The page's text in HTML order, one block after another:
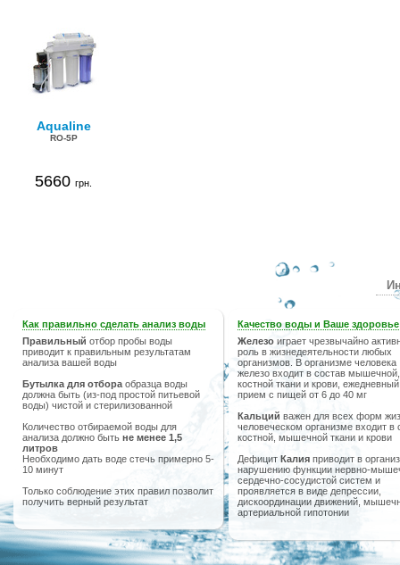
Aqualine
RO-5P
5660 грн.
Как правильно сделать анализ воды
Правильный отбор пробы воды
приводит к правильным результатам
анализа вашей воды
Бутылка для отбора образца воды
должна быть (из-под простой питьевой
воды) чистой и стерилизованной
Количество отбираемой воды для
анализа должно быть не менее 1,5
литров
Необходимо дать воде стечь примерно 5-
10 минут
Только соблюдение этих правил позволит
получить верный результат
Качество воды и Ваше здоровье
Железо играет чрезвычайно
роль в жизнедеятельности любых
организмов. В организме человека
железо входит в состав мышечной,
костной ткани и крови, ежедневный
прием с пищей от 6 до 40 мг
Кальций важен для всех форм
человеческом организме входит в
костной, мышечной ткани и крови
Дефицит Калия приводит в
нарушению функции нервно-
сердечно-сосудистой систем и
проявляется в виде депрессии,
дискоординации движений,
артериальной гипотонии